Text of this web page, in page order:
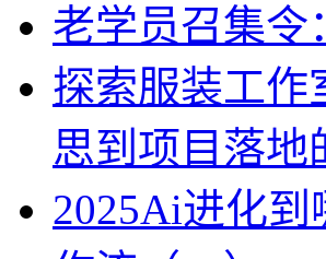
老学员召集令
探索服装工作
思到项目落地
2025Ai进化